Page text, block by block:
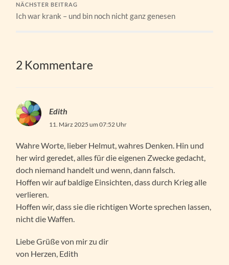
NÄCHSTER BEITRAG
Ich war krank – und bin noch nicht ganz genesen
2 Kommentare
Edith
11. März 2025 um 07:52 Uhr
Wahre Worte, lieber Helmut, wahres Denken. Hin und
her wird geredet, alles für die eigenen Zwecke gedacht,
doch niemand handelt und wenn, dann falsch.
Hoffen wir auf baldige Einsichten, dass durch Krieg alle
verlieren.
Hoffen wir, dass sie die richtigen Worte sprechen lassen,
nicht die Waffen.
Liebe Grüße von mir zu dir
von Herzen, Edith